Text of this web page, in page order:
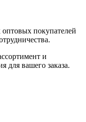
покупателей
и
для вашего заказа.